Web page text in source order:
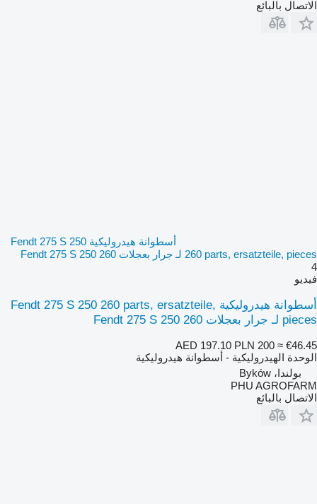
الاتصال بالبائع
أسطوانة هيدروليكية Fendt 275 S 250
260 parts, ersatzteile, pieces لـ جرار بعجلات Fendt 275 S 250 260
4
فيديو
أسطوانة هيدروليكية Fendt 275 S 250 260 parts, ersatzteile,
pieces لـ جرار بعجلات Fendt 275 S 250 260
AED 197.10 PLN 200 ≈ €46.45
الوحدة الهيدروليكية - أسطوانة هيدروليكية
بولندا، Byków
PHU AGROFARM
الاتصال بالبائع